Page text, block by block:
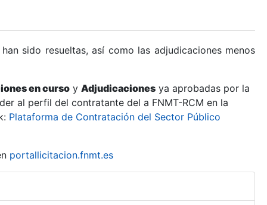
sido resueltas, así como las adjudicaciones menos
en curso y Adjudicaciones ya aprobadas por la
al perfil del contratante del a FNMT-RCM en la
Plataforma de Contratación del Sector Público
portallicitacion.fnmt.es